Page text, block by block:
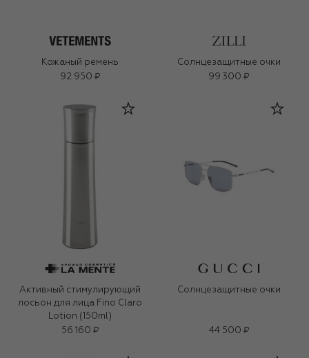
Кожаный ремень
92 950 ₽
Солнцезащитные очки
99 300 ₽
Активный стимулирующий
лосьон для лица Fino Claro
Lotion (150ml)
56 160 ₽
Солнцезащитные очки
44 500 ₽